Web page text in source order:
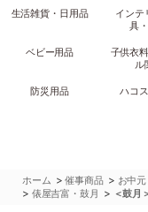
生活雑貨・日用品
インテ
具
ベビー用品
子供衣
ル
防災用品 ハコ
ホーム >催事商品 > お中
> 俵屋吉富・鼓月 > ＜鼓月